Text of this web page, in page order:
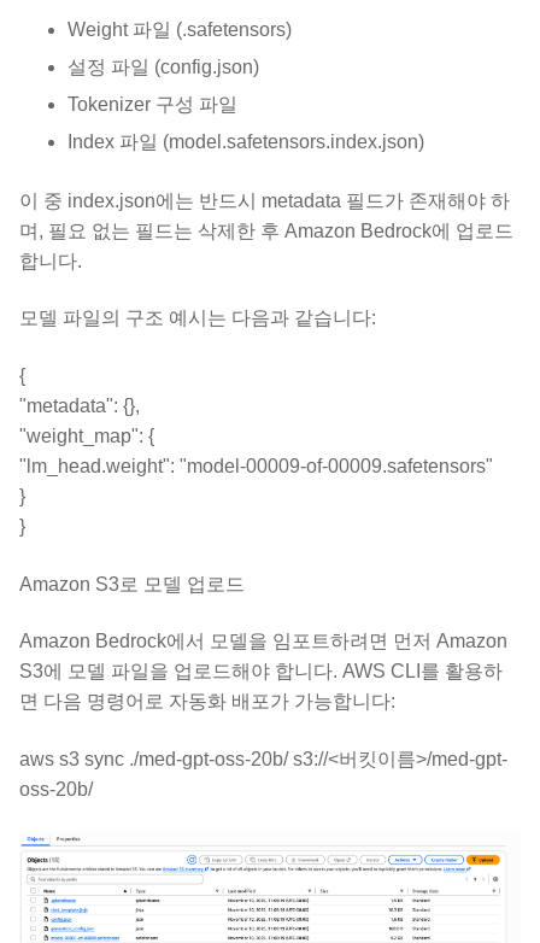
Weight 파일 (.safetensors)
설정 파일 (config.json)
Tokenizer 구성 파일
Index 파일 (model.safetensors.index.json)
이 중 index.json에는 반드시 metadata 필드가 존재해야 하
며, 필요 없는 필드는 삭제한 후 Amazon Bedrock에 업로드
합니다.
모델 파일의 구조 예시는 다음과 같습니다:
{
"metadata": {},
"weight_map": {
"lm_head.weight": "model-00009-of-00009.safetensors"
}
}
Amazon S3로 모델 업로드
Amazon Bedrock에서 모델을 임포트하려면 먼저 Amazon
S3에 모델 파일을 업로드해야 합니다. AWS CLI를 활용하
면 다음 명령어로 자동화 배포가 가능합니다:
aws s3 sync ./med-gpt-oss-20b/ s3://<버킷이름>/med-gpt-
oss-20b/